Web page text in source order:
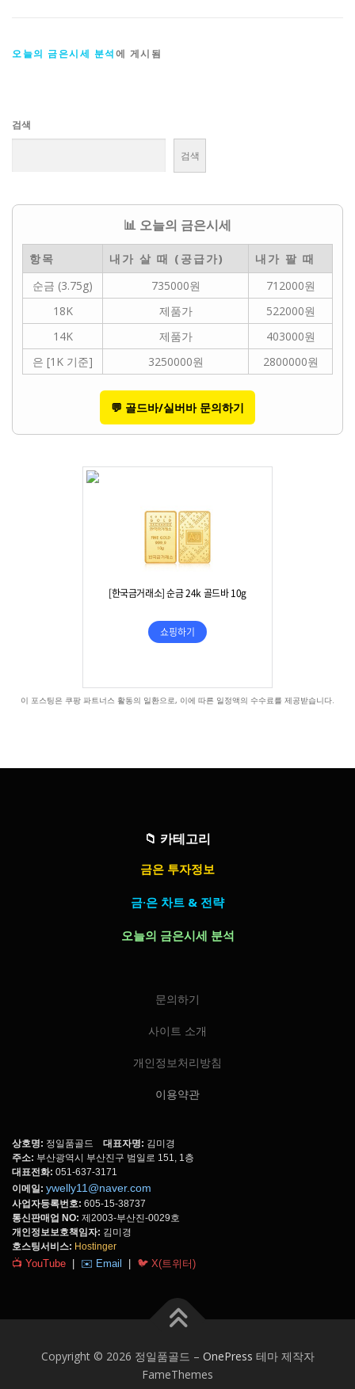
오늘의 금은시세 분석에 게시됨
검색
검색
📊 오늘의 금은시세
항목 내가 살 때 (공급가)
내가 팔 때
순금 (3.75g)
735000원
712000원
18K
제품가
522000원
14K
제품가
403000원
은 [1K 기준]
3250000원 2800000원
💬 골드바/실버바 문의하기
이 포스팅은 쿠팡 파트너스 활동의 일환으로, 이에 따른 일정액의 수수료를 제공받습니다.
📁 카테고리
금은 투자정보
금·은 차트 & 전략
오늘의 금은시세 분석
문의하기
사이트 소개
개인정보처리방침
이용약관
상호명: 정일품골드 대표자명: 김미경
주소: 부산광역시 부산진구 범일로 151, 1층
대표전화: 051-637-3171
이메일: ywelly11@naver.com
사업자등록번호: 605-15-38737
통신판매업 NO: 제2003-부산진-0029호
개인정보보호책임자: 김미경
호스팅서비스: Hostinger
📺 YouTube ✉️ Email 🐦 X(트위터)
Copyright © 2026 정일품골드 – OnePress 테마 제작자
FameThemes